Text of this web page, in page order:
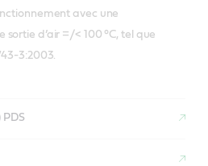
avec une
d’air =/< 100 °C, tel que
3:2003.